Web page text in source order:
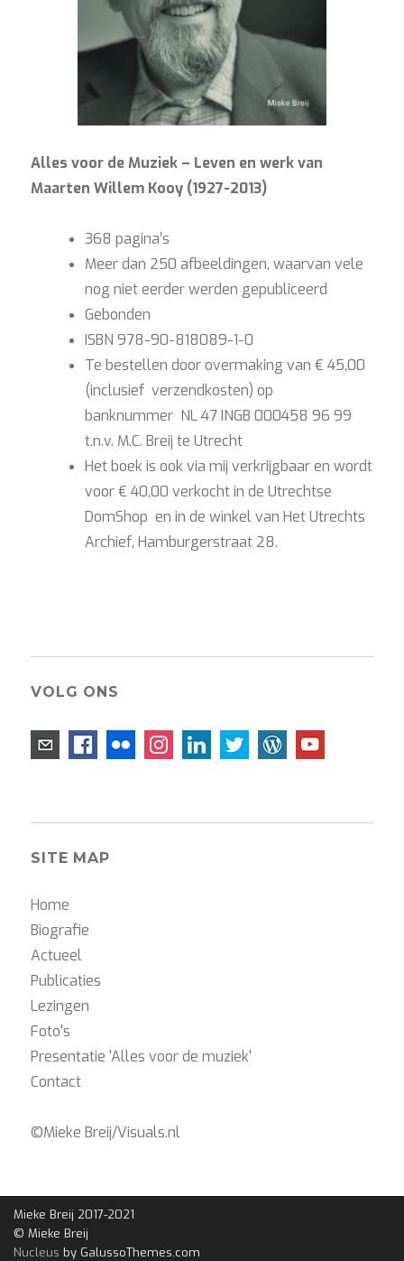
Alles voor de Muziek – Leven en werk van
Maarten Willem Kooy (1927-2013)
368 pagina’s
Meer dan 250 afbeeldingen, waarvan vele
nog niet eerder werden gepubliceerd
Gebonden
ISBN 978-90-818089-1-0
Te bestellen door overmaking van € 45,00
(inclusief verzendkosten) op
banknummer NL 47 INGB 000458 96 99
t.n.v. M.C. Breij te Utrecht
Het boek is ook via mij verkrijgbaar en wordt
voor € 40,00 verkocht in de Utrechtse
DomShop en in de winkel van Het Utrechts
Archief, Hamburgerstraat 28.
VOLG ONS
SITE MAP
Home
Biografie
Actueel
Publicaties
Lezingen
Foto's
Presentatie 'Alles voor de muziek'
Contact
©Mieke Breij/Visuals.nl
Mieke Breij 2017-2021
© Mieke Breij
Nucleus by GalussoThemes.com